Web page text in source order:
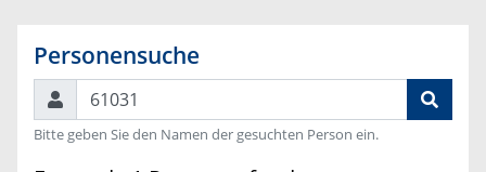
Personensuche
Suchen
Bitte geben Sie den Namen der gesuchten Person ein.